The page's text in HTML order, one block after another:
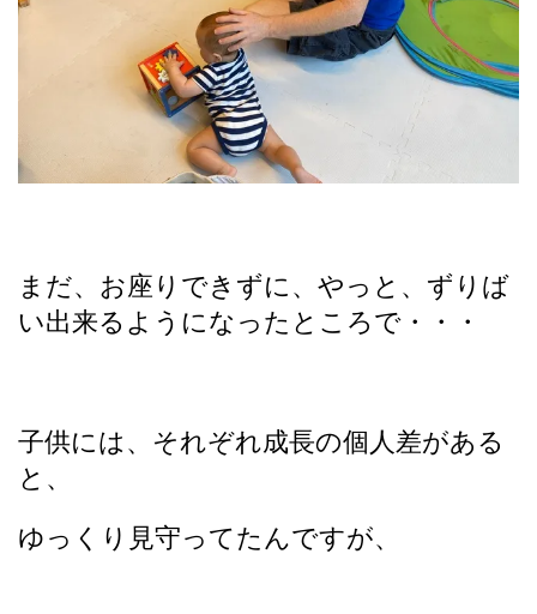
まだ、お座りできずに、やっと、ずりば
い出来るようになったところで・・・
子供には、それぞれ成長の個人差がある
と、
ゆっくり見守ってたんですが、